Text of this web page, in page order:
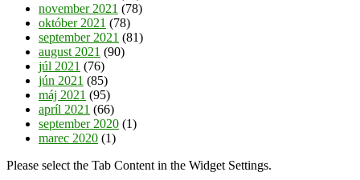
november 2021 (78)
október 2021 (78)
september 2021 (81)
august 2021 (90)
júl 2021 (76)
jún 2021 (85)
máj 2021 (95)
apríl 2021 (66)
september 2020 (1)
marec 2020 (1)
Please select the Tab Content in the Widget Settings.